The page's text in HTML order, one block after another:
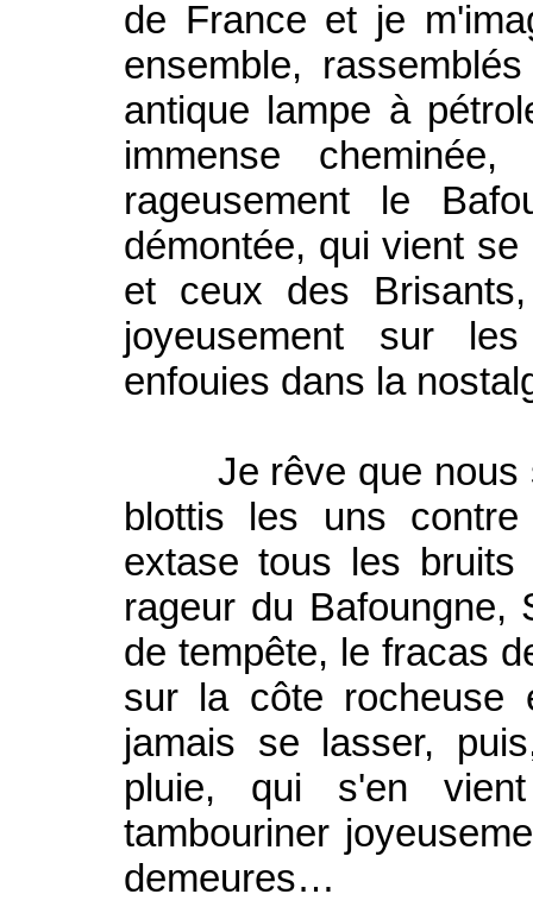
de France et je
ensemble,
antique lampe à
immense
rageusement le
démontée, qui vient
et ceux des
joyeusement sur
enfouies dans la
Je rêve que nous
blottis les uns
extase tous les
rageur du Bafoungne,
de tempête, le fracas
sur la côte rocheuse
jamais se lasser,
pluie, qui s'en
tambouriner
demeures…